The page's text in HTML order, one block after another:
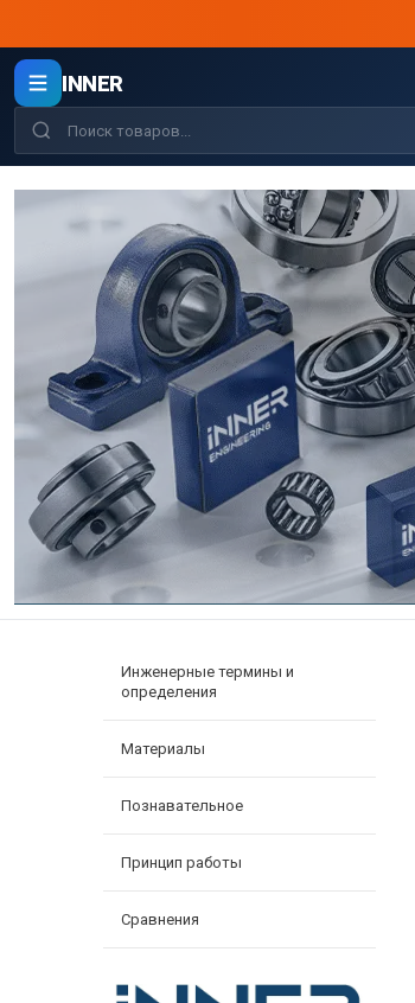
INNER
Инженерные термины и
определения
Материалы
Познавательное
Принцип работы
Сравнения